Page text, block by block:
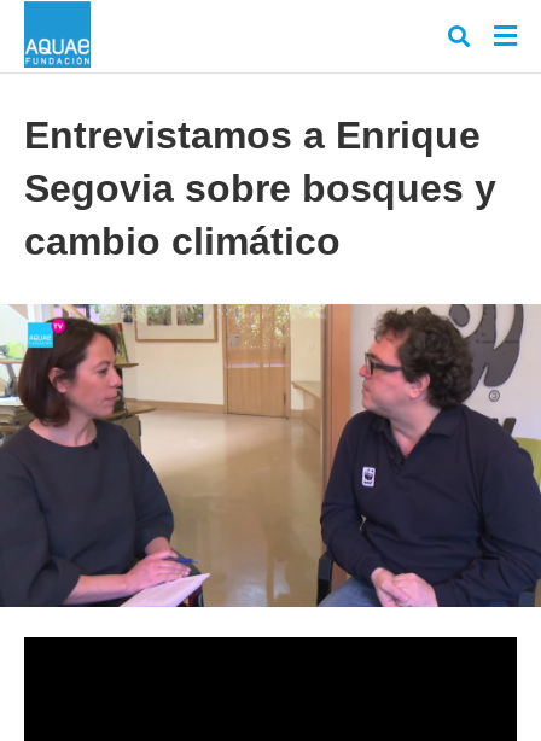
Entrevistamos a Enrique
Segovia sobre bosques y
cambio climático